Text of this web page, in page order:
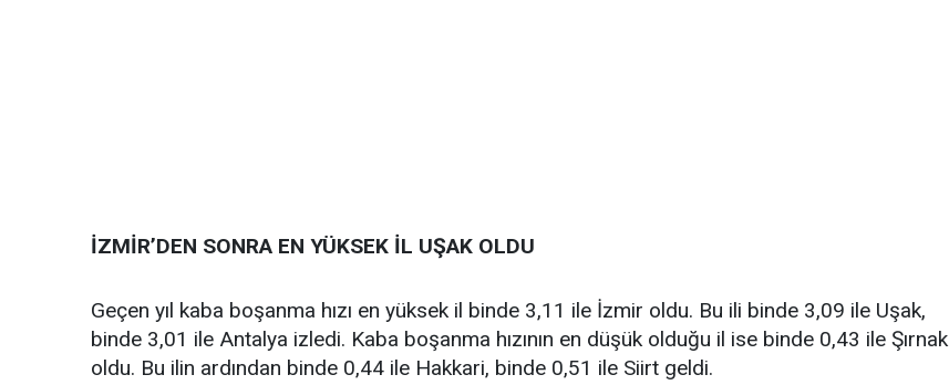
İZMİR’DEN SONRA EN YÜKSEK İL UŞAK OLDU
Geçen yıl kaba boşanma hızı en yüksek il binde 3,11 ile İzmir oldu. Bu ili binde 3,09 ile Uşak,
binde 3,01 ile Antalya izledi. Kaba boşanma hızının en düşük olduğu il ise binde 0,43 ile Şırnak
oldu. Bu ilin ardından binde 0,44 ile Hakkari, binde 0,51 ile Siirt geldi.